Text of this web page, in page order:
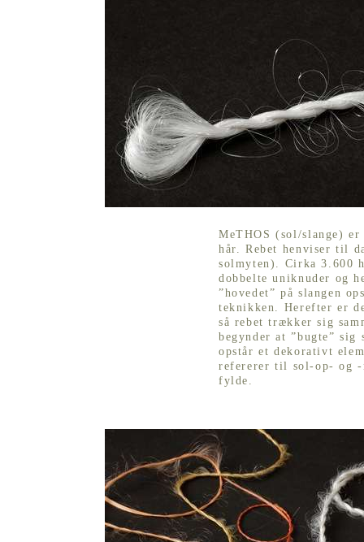
MeTHOS (sol/slange)
hår. Rebet henviser til
solmyten). Cirka 3.600
dobbelte uniknuder og
”hovedet” på slangen
teknikken. Herefter er
så rebet trækker sig
begynder at ”bugte”
opstår et dekorativt
refererer til sol-op- og -
fylde.